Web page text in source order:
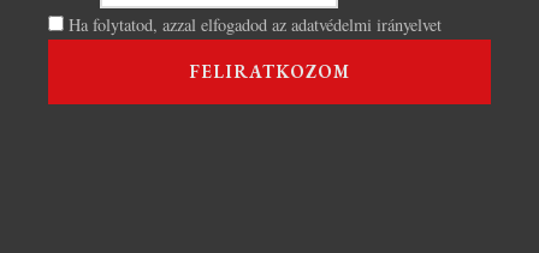
Ha folytatod, azzal elfogadod az adatvédelmi irányelvet